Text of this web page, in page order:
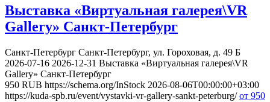
Выставка «Виртуальная галерея\VR
Gallery» Санкт-Петербург
Санкт-Петербург Санкт-Петербург, ул. Гороховая, д. 49 Б
2026-07-16 2026-12-31 Выставка «Виртуальная галерея\VR
Gallery» Санкт-Петербург
950 RUB https://schema.org/InStock 2026-08-06T00:00:00+03:00
https://kuda-spb.ru/event/vystavki-vr-gallery-sankt-peterburg/ от 950